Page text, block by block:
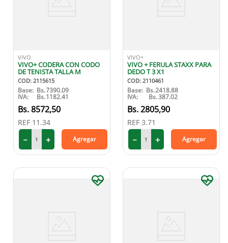
VIVO
VIVO+ CODERA CON CODO
DE TENISTA TALLA M
COD: 2115615
Base: Bs.7390.09
IVA: Bs.1182.41
8572,50
REF 11.34
＋
－ Agregar
VIVO+
VIVO + FERULA STAXX PARA
DEDO T 3 X1
COD: 2110461
Base: Bs.2418.88
IVA: Bs.387.02
2805,90
REF 3.71
＋
－ Agregar